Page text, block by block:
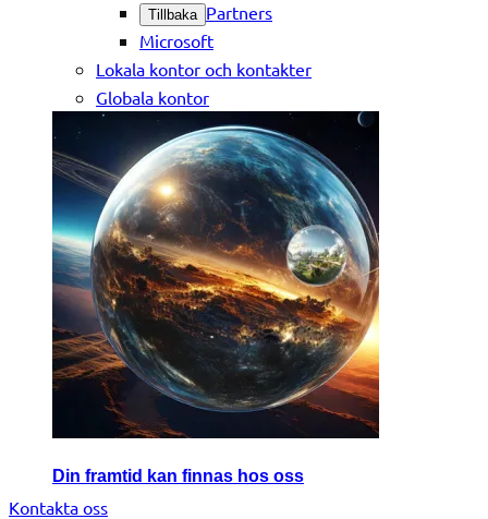
Tillbaka Partners
Microsoft
Lokala kontor och kontakter
Globala kontor
Din framtid kan finnas hos oss
Kontakta oss